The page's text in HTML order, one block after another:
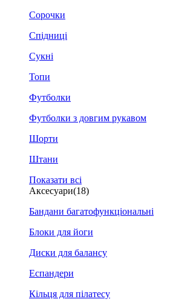
Сорочки
Спідниці
Сукні
Топи
Футболки
Футболки з довгим рукавом
Шорти
Штани
Показати всі
Аксесуари(18)
Бандани багатофункціональні
Блоки для йоги
Диски для балансу
Еспандери
Кільця для пілатесу